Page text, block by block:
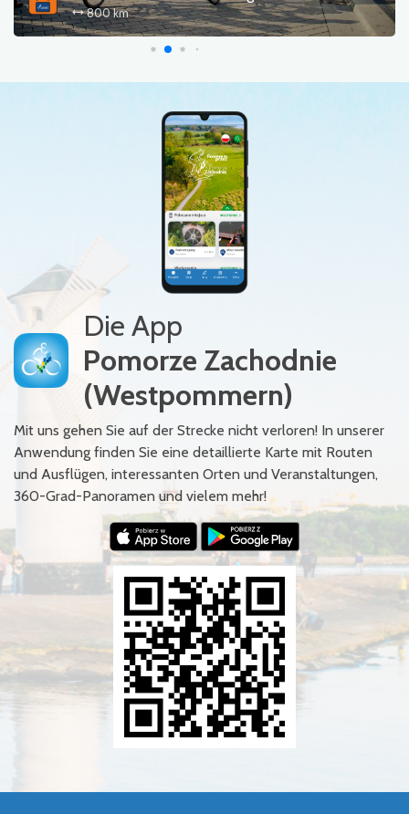
320 km
Die App
Pomorze Zachodnie
(Westpommern)
Mit uns gehen Sie auf der Strecke nicht verloren! In unserer
Anwendung finden Sie eine detaillierte Karte mit Routen
und Ausflügen, interessanten Orten und Veranstaltungen,
360-Grad-Panoramen und vielem mehr!